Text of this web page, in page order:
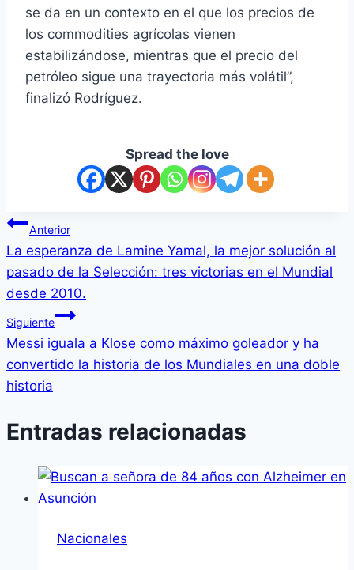
se da en un contexto en el que los precios de
los commodities agrícolas vienen
estabilizándose, mientras que el precio del
petróleo sigue una trayectoria más volátil”,
finalizó Rodríguez.
Spread the love
Navegación
de
entradas
Anterior
La esperanza de Lamine Yamal, la mejor solución al
pasado de la Selección: tres victorias en el Mundial
desde 2010.
Siguiente
Messi iguala a Klose como máximo goleador y ha
convertido la historia de los Mundiales en una doble
historia
Entradas relacionadas
Nacionales